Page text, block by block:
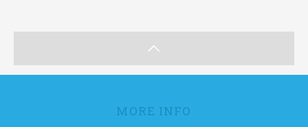
MORE INFO